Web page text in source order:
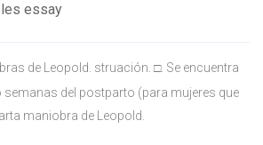
essay
de Leopold. struación. □. Se encuentra
semanas del postparto (para mujeres que
maniobra de Leopold.